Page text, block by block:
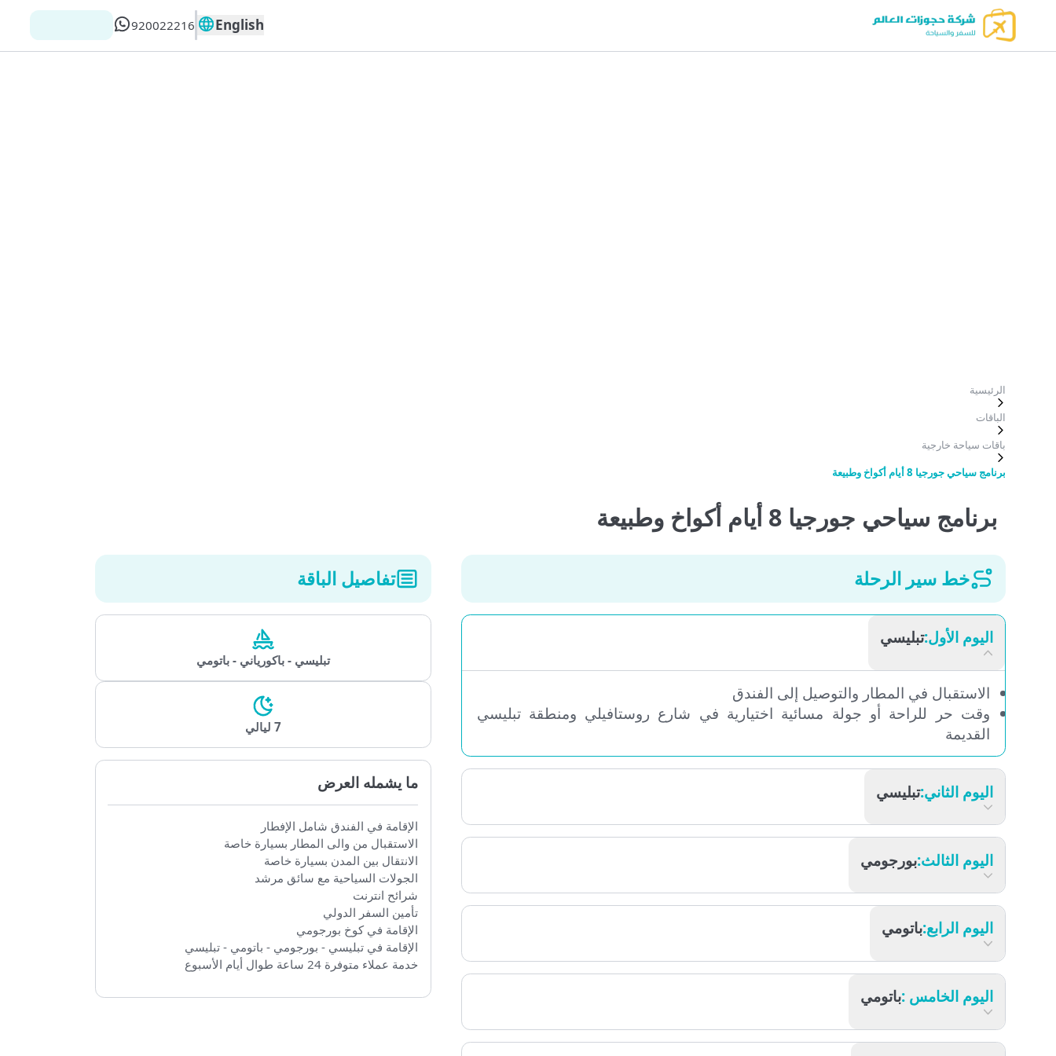
English
920022216
سياحة خارجية
برنامج سياحي جورجيا 8 أيام أكواخ وطبيعة
خط سير الرحلة
اليوم الأول:تبليسي
الاستقبال في المطار والتوصيل إلى الفندق
وقت حر للراحة أو جولة مسائية اختيارية في شارع روستافيلي ومنطقة تبليسي
القديمة
اليوم الثاني:تبليسي
اليوم الثالث:بورجومي
اليوم الرابع:باتومي
اليوم الخامس :باتومي
تفاصيل الباقة
تبليسي - باكورياني - باتومي
7 ليالي
ما يشمله العرض
الإقامة في الفندق شامل الإفطار
الاستقبال من والى المطار بسيارة خاصة
الانتقال بين المدن بسيارة خاصة
الجولات السياحية مع سائق مرشد
شرائح انترنت
تأمين السفر الدولي
الإقامة في تبليسي - بورجومي - باتومي - تبليسي